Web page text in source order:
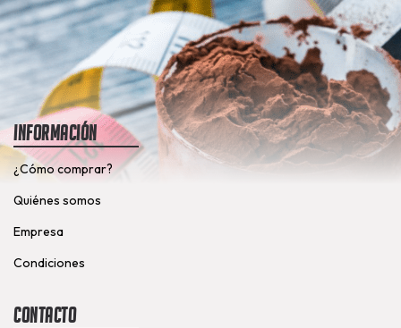
Información
¿Cómo comprar?
Quiénes somos
Empresa
Condiciones
Contacto